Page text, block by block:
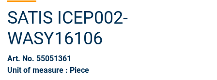
SATIS ICEP002-
WASY16106
Art. No. 55051361
Unit of measure : Piece